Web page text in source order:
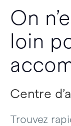
On
loin
Centre
Trouvez